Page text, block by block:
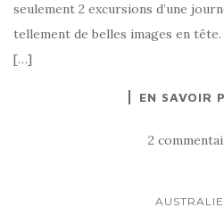
seulement 2 excursions d’une
tellement de belles images en
[…]
EN SAVOIR
2
AUSTRALIE